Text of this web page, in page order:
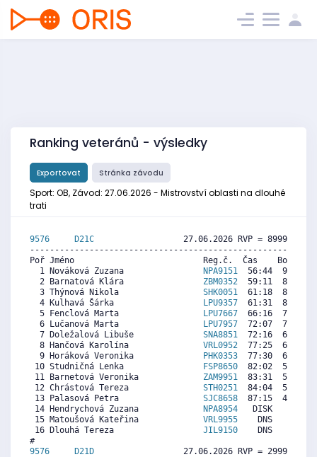
Ranking veteránů - výsledky
Exportovat Stránka závodu
Sport: OB, Závod: 27.06.2026 - Mistrovství oblasti na dlouhé
trati
9576 D21C
27.06.2026 RVP = 8999/
Poř Jméno                          Reg.č.  Čas    Body
  1 Nováková Zuzana
NPA9151
56:44  9355
  2 Barnatová Klára
ZBM0352
59:11  8982
  3 Thýnová Nikola
SHK0051
61:18  8659
  4 Kulhavá Šárka
LPU9357
61:31  8626
  5 Fenclová Marta
LPU7667
66:16  7903
  6 Lučanová Marta
LPU7957
72:07  7012
  7 Doležalová Libuše
SNA8851
72:16  6989
  8 Hančová Karolína
VRL0952
77:25  6204
  9 Horáková Veronika
PHK0353
77:30  6192
10 Studničná Lenka
FSP8650
82:02  5501
11 Barnetová Veronika ZAM9951
83:31  5275
12 Chrástová Tereza STH0251
84:04  5191
13 Palasová Petra SJC8658
87:15  4706
14 Hendrychová Zuzana
NPA8954
DISK     0
15 Matoušová Kateřina VRL9955
DNS     0
16 Dlouhá Tereza JIL9150
DNS     0
9576
D21D
27.06.2026 RVP = 2999/